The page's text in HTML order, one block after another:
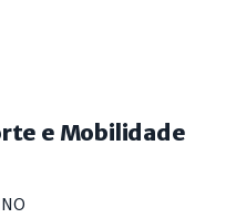
e Mobilidade